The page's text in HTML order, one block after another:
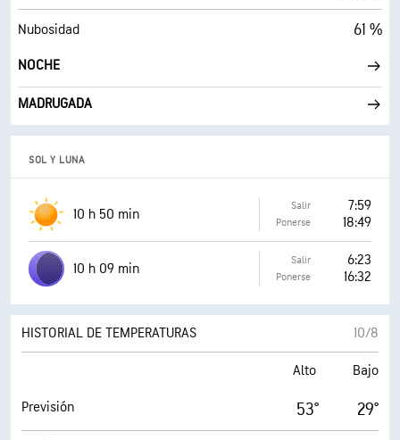
Nubosidad 61 %
NOCHE
MADRUGADA
SOL Y LUNA
10 h 50 min Salir 7:59
Ponerse 18:49
10 h 09 min Salir 6:23
Ponerse 16:32
HISTORIAL DE TEMPERATURAS 10/8
Alto Bajo
Previsión 53° 29°